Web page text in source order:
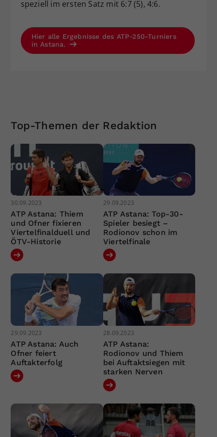
speziell im ersten Satz mit 6:7 (5), 4:6.
Hier alle Ergebnisse des ATP-250-Turniers
in Astana.
Top-Themen der Redaktion
30.09.2023
ATP Astana: Thiem
und Ofner fixieren
Viertelfinalduell und
ÖTV-Historie
29.09.2023
ATP Astana: Top-30-
Spieler besiegt –
Rodionov schon im
Viertelfinale
29.09.2023
ATP Astana: Auch
Ofner feiert
Auftakterfolg
28.09.2023
ATP Astana:
Rodionov und Thiem
bei Auftaktsiegen mit
starken Nerven